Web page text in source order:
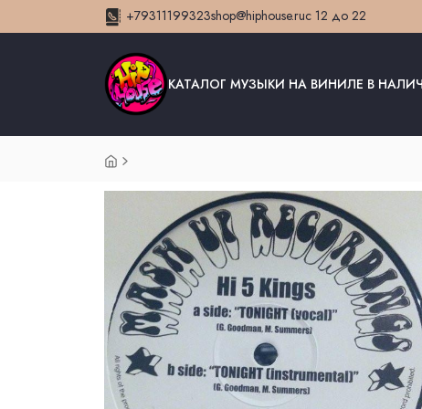
+79311199323shop@hiphouse.ruс 12 до 22
КАТАЛОГ МУЗЫКИ НА ВИНИЛЕ В